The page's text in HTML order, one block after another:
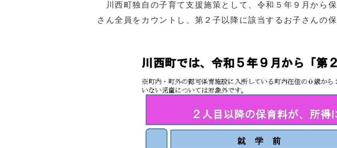
川西町独自の子育て支援施策として、令和５年９月から
さん全員をカウントし、第２子以降に該当するお子さんの